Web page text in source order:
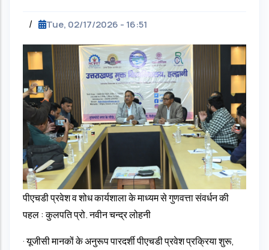
/ Tue, 02/17/2026 - 16:51
पीएचडी प्रवेश व शोध कार्यशाला के माध्यम से गुणवत्ता संवर्धन की
पहल : कुलपति प्रो. नवीन चन्द्र लोहनी
· यूजीसी मानकों के अनुरूप पारदर्शी पीएचडी प्रवेश प्रक्रिया शुरू,